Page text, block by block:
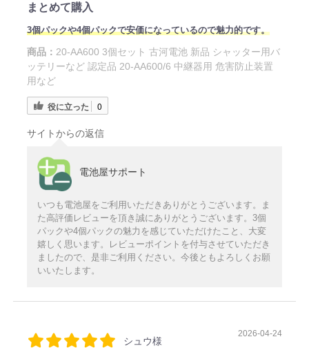
まとめて購入
3個パックや4個パックで安価になっているので魅力的です。
商品： 20-AA600 3個セット 古河電池 新品 シャッター用バ
ッテリーなど 認定品 20-AA600/6 中継器用 危害防止装置
用など
役に立った 0
サイトからの返信
電池屋サポート
いつも電池屋をご利用いただきありがとうございます。ま
た高評価レビューを頂き誠にありがとうございます。3個
パックや4個パックの魅力を感じていただけたこと、大変
嬉しく思います。レビューポイントを付与させていただき
ましたので、是非ご利用ください。今後ともよろしくお願
いいたします。
シュウ様
2026-04-24